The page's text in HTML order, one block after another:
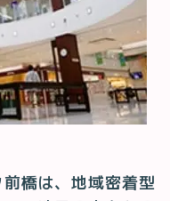
橋は、地域密着型